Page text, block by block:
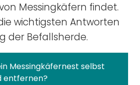
Messingkäfern findet.
wichtigsten Antworten
der Befallsherde.
Messingkäfernest selbst
entfernen?